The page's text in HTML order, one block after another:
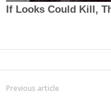
Previous article